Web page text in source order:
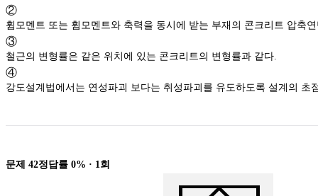
②
③
철근의 변형률은 같은 위치에 있는 콘크리트의 변형률과 같다.
④
강도설계법에서는 연성파괴 보다는 취성파괴를
문제 42정답률 0% · 1 회